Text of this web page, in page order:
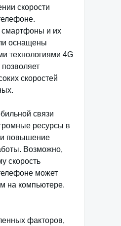
скорости
и их
оснащены
технологиями 4G
скоростей
связи
ресурсы в
и повышение
Возможно,
скорость
может
на компьютере.
факторов,